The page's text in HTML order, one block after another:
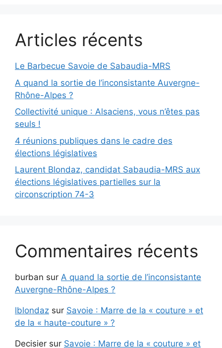
Articles récents
Le Barbecue Savoie de Sabaudia-MRS
A quand la sortie de l’inconsistante Auvergne-
Rhône-Alpes ?
Collectivité unique : Alsaciens, vous n’êtes pas
seuls !
4 réunions publiques dans le cadre des
élections législatives
Laurent Blondaz, candidat Sabaudia-MRS aux
élections législatives partielles sur la
circonscription 74-3
Commentaires récents
burban sur A quand la sortie de l’inconsistante
Auvergne-Rhône-Alpes ?
lblondaz sur Savoie : Marre de la « couture » et
de la « haute-couture » ?
Decisier sur Savoie : Marre de la « couture » et